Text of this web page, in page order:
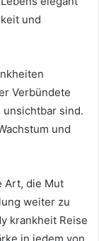
und
Verbündete
unsichtbar sind.
und
Art, die Mut
weiter zu
krankheit Reise